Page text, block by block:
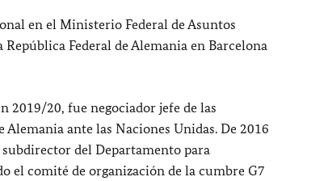
en el Ministerio Federal de Asuntos
Federal de Alemania en Barcelona
2019/20, fue negociador jefe de las
ante las Naciones Unidas. De 2016
del Departamento para
el comité de organización de la cumbre G7